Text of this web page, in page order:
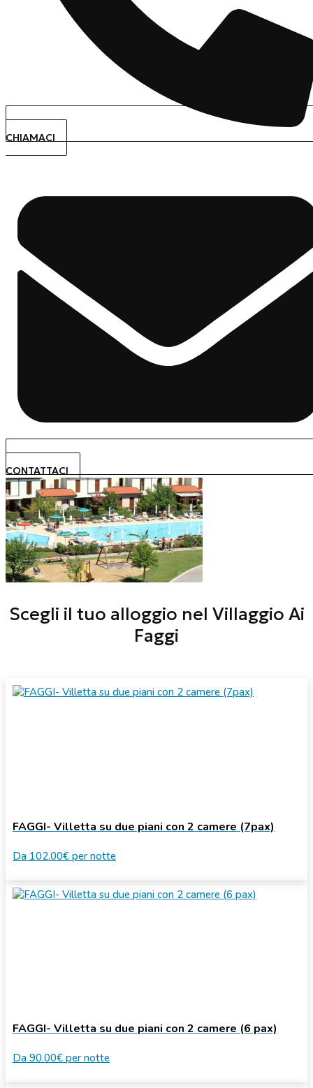
CHIAMACI
CONTATTACI
Scegli il tuo alloggio nel Villaggio Ai
Faggi
FAGGI- Villetta su due piani con 2 camere (7pax)
Da 102.00€ per notte
FAGGI- Villetta su due piani con 2 camere (6 pax)
Da 90.00€ per notte